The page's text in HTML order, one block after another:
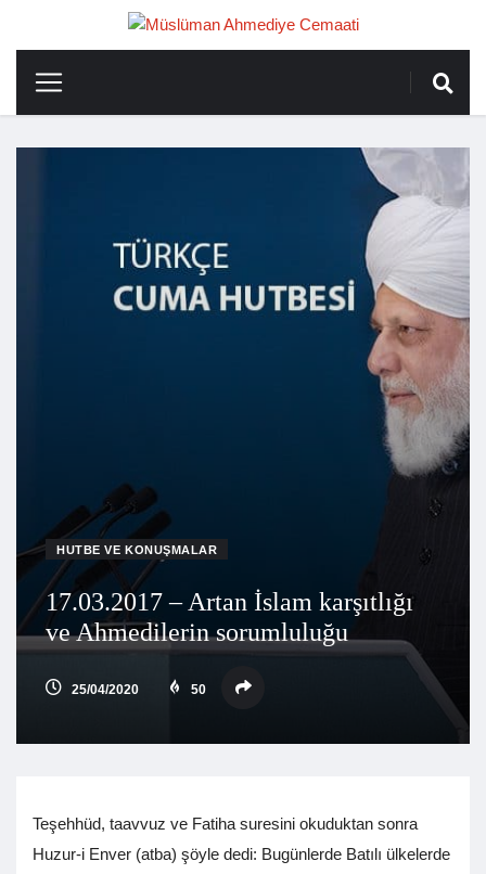
HUTBE VE KONUŞMALAR
17.03.2017 – Artan İslam karşıtlığı
ve Ahmedilerin sorumluluğu
25/04/2020 50
Teşehhüd, taavvuz ve Fatiha suresini okuduktan sonra
Huzur-i Enver (atba) şöyle dedi: Bugünlerde Batılı ülkelerde